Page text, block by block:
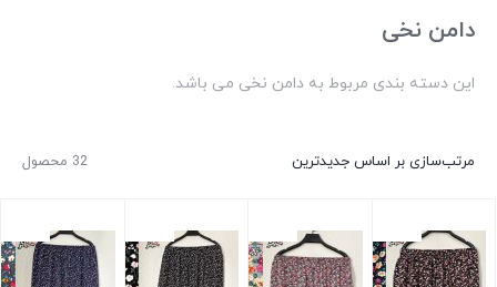
دامن نخی
این دسته بندی مربوط به دامن نخی می باشد.
32 محصول مرتب‌سازی بر اساس جدیدترین